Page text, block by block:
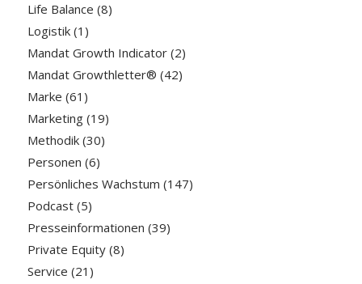
Life Balance (8)
Logistik(1)
Mandat Growth Indicator(2)
Mandat Growthletter® (42)
Marke (61)
Marketing(19)
Methodik(30)
Personen (6)
Persönliches Wachstum (147)
Podcast(5)
Presseinformationen (39)
Private Equity(8)
Service (21)